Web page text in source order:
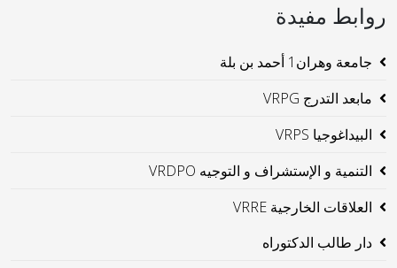
روابط مفيدة
جامعة وهران1 أحمد بن بلة
مابعد التدرج VRPG
البيداغوجيا VRPS
التنمية و الإستشراف و التوجيه VRDPO
العلاقات الخارجية VRRE
دار طالب الدكتوراه